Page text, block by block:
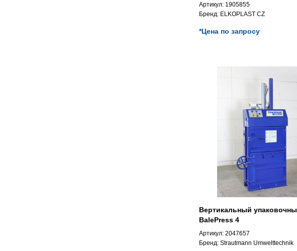
Артикул: 1905855
Бренд: ELKOPLAST CZ
*Цена по запросу
Вертикальный
BalePress 4
Артикул: 2047657
Бренд: Strautmann Umwelttechnik